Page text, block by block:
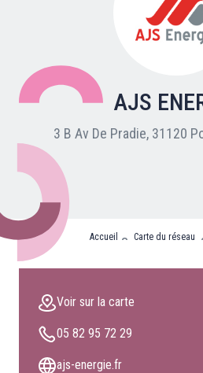
Nos adhérents
Carte du réseau
Nos partenaires
Clients professionnels
AJS
3 B Av De Pradie, 31120
Accueil Carte du réseau
Voir sur la carte
05 82 95 72 29
ajs-energie.fr